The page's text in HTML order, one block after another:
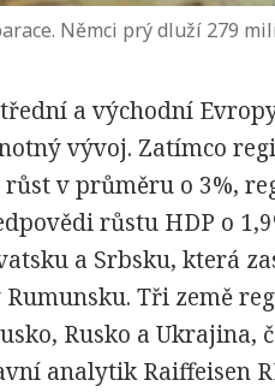
Němci prý dluží 279
a východní
vývoj. Zatímco
v průměru o 3%,
růstu HDP o
a Srbsku, která
Tři země
Rusko a Ukrajina,
analytik Raiffeisen